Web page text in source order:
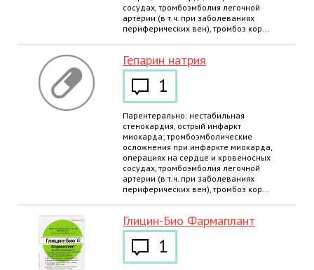
сосудах, тромбоэмболия легочной
артерии (в т.ч. при заболеваниях
периферических вен), тромбоз кор...
Гепарин натрия
1
Парентерально: нестабильная
стенокардия, острый инфаркт
миокарда; тромбоэмболические
осложнения при инфаркте миокарда,
операциях на сердце и кровеносных
сосудах, тромбоэмболия легочной
артерии (в т.ч. при заболеваниях
периферических вен), тромбоз кор...
Глицин-Био Фармаплант
1